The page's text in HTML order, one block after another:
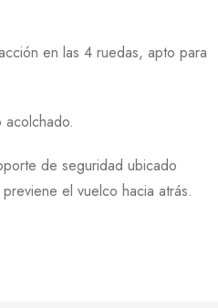
en las 4 ruedas, apto para
de seguridad ubicado
el vuelco hacia atrás.